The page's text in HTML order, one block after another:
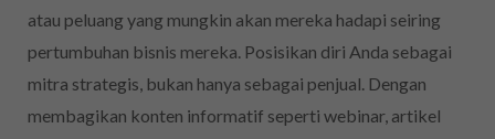
atau peluang yang mungkin akan mereka hadapi seiring
pertumbuhan bisnis mereka. Posisikan diri Anda sebagai
mitra strategis, bukan hanya sebagai penjual. Dengan
membagikan konten informatif seperti webinar, artikel